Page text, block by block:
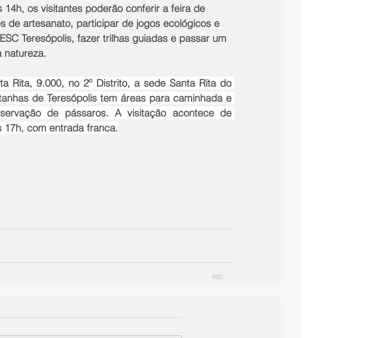
os visitantes poderão conferir a feira de
de artesanato, participar de jogos ecológicos e
Teresópolis, fazer trilhas guiadas e passar um
natureza.
Rita, 9.000, no 2º Distrito, a sede Santa Rita do
de Teresópolis tem áreas para caminhada e
de pássaros. A visitação acontece de
com entrada franca.